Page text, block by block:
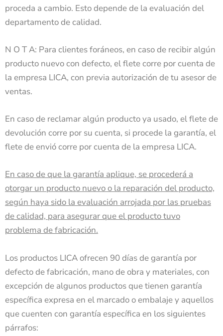
proceda a cambio. Esto depende de la evaluación del
departamento de calidad.
N O T A: Para clientes foráneos, en caso de recibir algún
producto nuevo con defecto, el flete corre por cuenta de
la empresa LICA, con previa autorización de tu asesor de
ventas.
En caso de reclamar algún producto ya usado, el flete de
devolución corre por su cuenta, si procede la garantía, el
flete de envió corre por cuenta de la empresa LICA.
En caso de que la garantía aplique, se procederá a
otorgar un producto nuevo o la reparación del producto,
según haya sido la evaluación arrojada por las pruebas
de calidad, para asegurar que el producto tuvo
problema de fabricación.
Los productos LICA ofrecen 90 días de garantía por
defecto de fabricación, mano de obra y materiales, con
excepción de algunos productos que tienen garantía
específica expresa en el marcado o embalaje y aquellos
que cuenten con garantía específica en los siguientes
párrafos: